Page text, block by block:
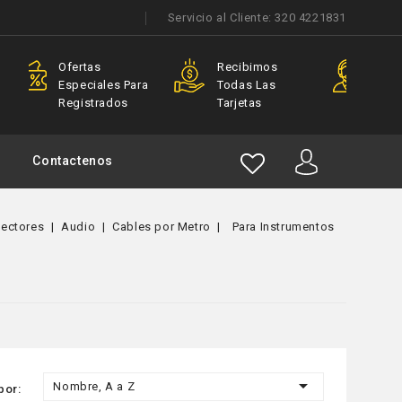
Servicio al Cliente: 320 4221831
Para
Todas Las
Tarjetas
Asesorías
Profesionales
Contactenos
Audio Cables por Metro Para Instrumentos
Nombre, A a Z 